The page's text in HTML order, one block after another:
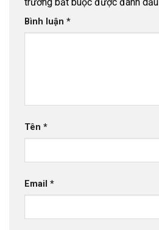
Bình luận *
Tên *
Email *